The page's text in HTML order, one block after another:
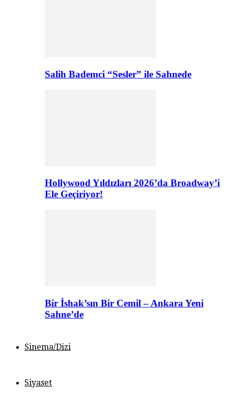
Salih Bademci “Sesler” ile Sahnede
Hollywood Yıldızları 2026’da Broadway’i
Ele Geçiriyor!
Bir İshak’sın Bir Cemil – Ankara Yeni
Sahne’de
Sinema/Dizi
Siyaset